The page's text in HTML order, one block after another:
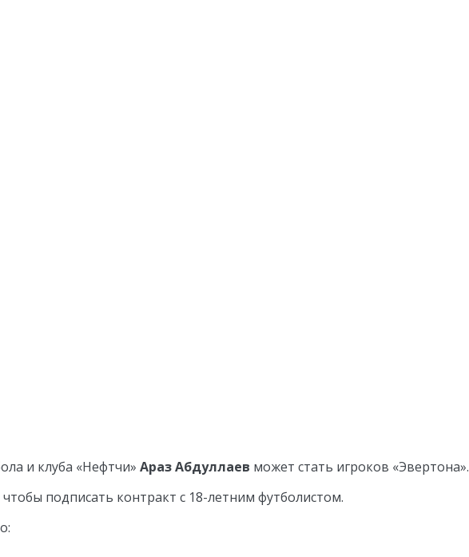
и клуба «Нефтчи» Араз Абдуллаев может стать игроков «Эвертона».
подписать контракт с 18-летним футболистом.